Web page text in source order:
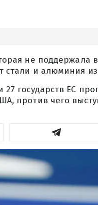
не поддержала
и алюминия из
государств ЕС
против чего